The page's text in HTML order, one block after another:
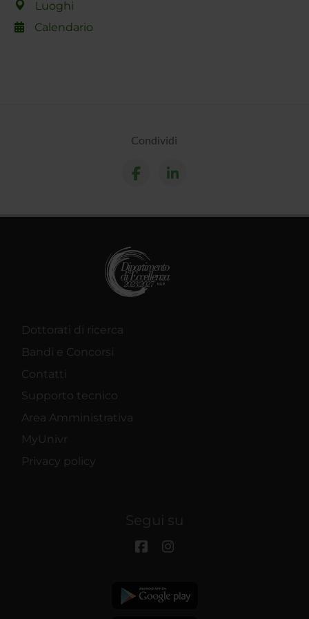
Luoghi
Calendario
Condividi
Dottorati di ricerca
Bandi e Concorsi
Contatti
Supporto tecnico
Area Amministrativa
MyUnivr
Privacy policy
Segui su